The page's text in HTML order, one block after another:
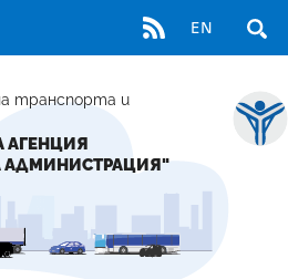
RSS EN
транспорта и
АГЕНЦИЯ
АДМИНИСТРАЦИЯ"